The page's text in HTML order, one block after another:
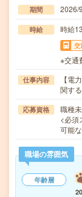
期間 2026/
時給 時給
交
※交通
仕事内容
【電
関す
応募資格
職種
<必須
可能
職場の雰囲気
年齢層